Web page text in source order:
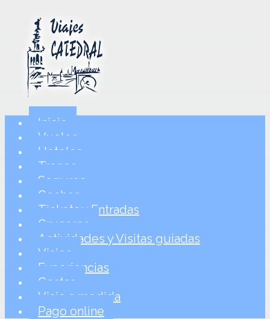
Inicio
Vuelos
Hoteles
Trenes
Seguros
Coches
Tickets y Entradas
Cruceros
Actividades y Visitas guiadas
Viajes
Experiencias
Costas
Viaje a medida
Pago online